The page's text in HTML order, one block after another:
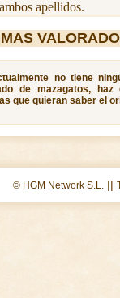
apellidos.
no tiene
de mazagatos,
que quieran saber el
© HGM Network S.L. ||